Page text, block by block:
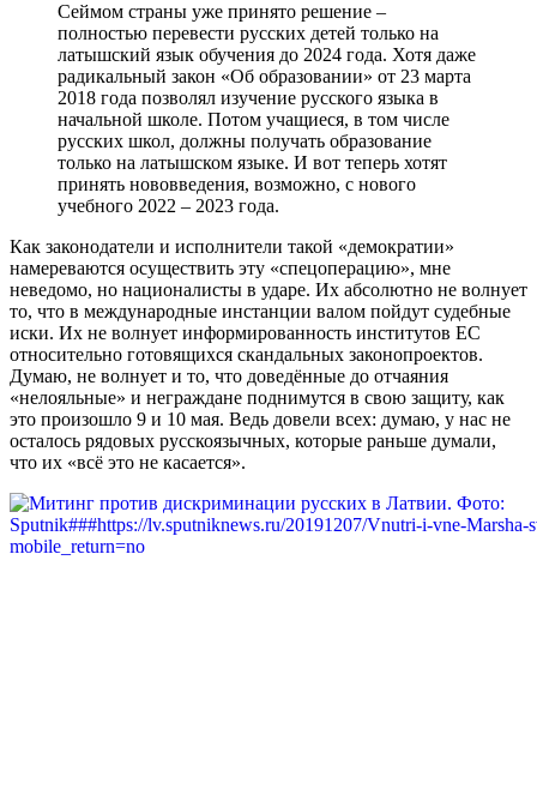
Сеймом страны уже принято решение –
полностью перевести русских детей только на
латышский язык обучения до 2024 года. Хотя даже
радикальный закон «Об образовании» от 23 марта
2018 года позволял изучение русского языка в
начальной школе. Потом учащиеся, в том числе
русских школ, должны получать образование
только на латышском языке. И вот теперь хотят
принять нововведения, возможно, с нового
учебного 2022 – 2023 года.
Как законодатели и исполнители такой «демократии»
намереваются осуществить эту «спецоперацию», мне
неведомо, но националисты в ударе. Их абсолютно не волнует
то, что в международные инстанции валом пойдут судебные
иски. Их не волнует информированность институтов ЕС
относительно готовящихся скандальных законопроектов.
Думаю, не волнует и то, что доведённые до отчаяния
«нелояльные» и неграждане поднимутся в свою защиту, как
это произошло 9 и 10 мая. Ведь довели всех: думаю, у нас не
осталось рядовых русскоязычных, которые раньше думали,
что их «всё это не касается».